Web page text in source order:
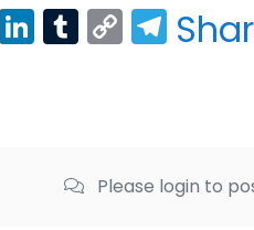
Reddit
LinkedIn
Tumblr
Copy
Link
Please login to